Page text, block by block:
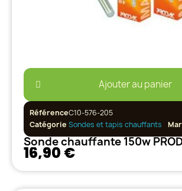
Ajouter au panier
RéférenceC10-576-205
Catégorie Sondes et tapis chauffants
Sonde chauffante 150w
16,90 €